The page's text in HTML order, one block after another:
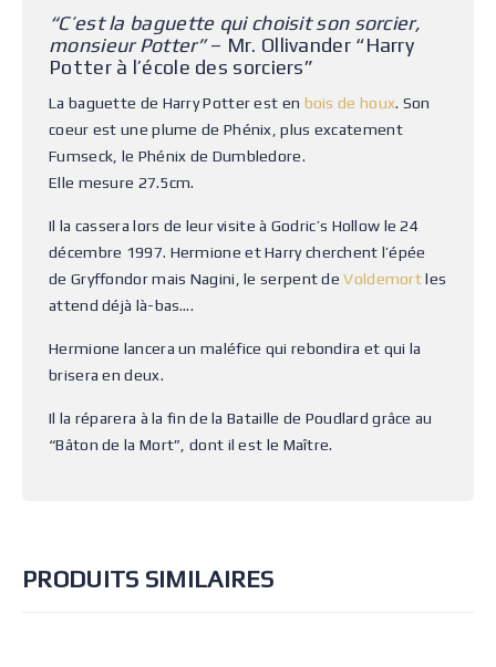
“C’est la baguette qui choisit son sorcier,
monsieur Potter”– Mr. Ollivander “Harry
Potter à l’école des sorciers”
La baguette de Harry Potter est en bois de houx. Son
coeur est une plume de Phénix, plus excatement
Fumseck, le Phénix de Dumbledore.
Elle mesure 27.5cm.
Il la cassera lors de leur visite à Godric’s Hollow le 24
décembre 1997. Hermione et Harry cherchent l’épée
de Gryffondor mais Nagini, le serpent deVoldemortles
attend déjà là-bas….
Hermione lancera un maléfice qui rebondira et qui la
brisera en deux.
Il la réparera à la fin de la Bataille de Poudlard grâce au
“Bâton de la Mort”, dont il est le Maître.
PRODUITS SIMILAIRES